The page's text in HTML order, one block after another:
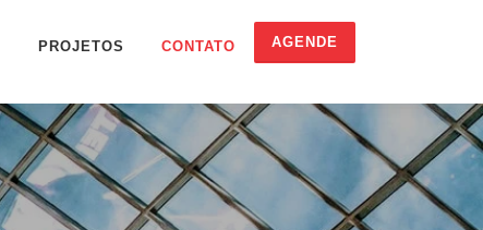
PROJETOS CONTATO AGENDE